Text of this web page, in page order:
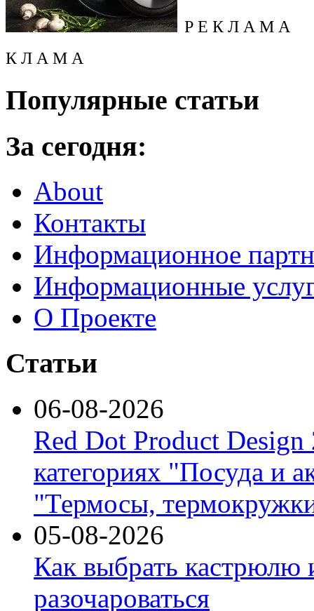
Р Е К Л А М А
К Л А М А
Популярные статьи
За сегодня:
About
Контакты
Информационное
Информационные
О Проекте
Статьи
06-08-2026
Red Dot Product Design
категориях "Посуда и
"Термосы,
05-08-2026
Как выбрать кастрюлю
разочароваться